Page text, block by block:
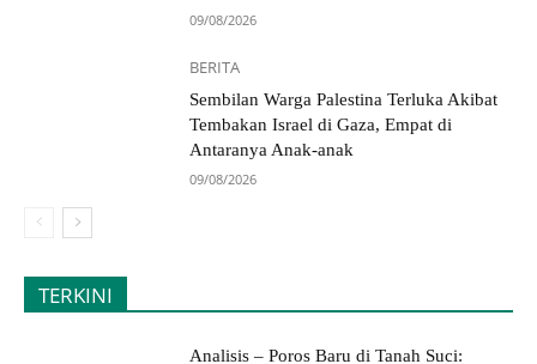
09/08/2026
BERITA
Sembilan Warga Palestina Terluka Akibat
Tembakan Israel di Gaza, Empat di
Antaranya Anak-anak
09/08/2026
TERKINI
Analisis – Poros Baru di Tanah Suci: